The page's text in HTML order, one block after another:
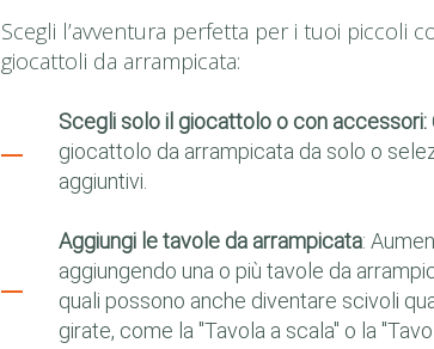
Scegli l’avventura perfetta per i tuoi piccoli
giocattoli da arrampicata:
Scegli solo il giocattolo o con accessori:
giocattolo da arrampicata da solo o
aggiuntivi.
Aggiungi le tavole da arrampicata:
aggiungendo una o più tavole da
quali possono anche diventare scivoli
girate, come la "Tavola a scala" o la